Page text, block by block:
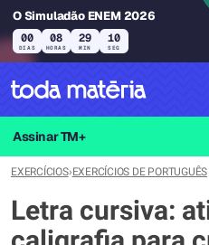
O Simuladão ENEM 2026
00
DIAS
08
HORAS
29
MIN
08
SEG
Assinar TM+
EXERCÍCIOS›EXERCÍCIOS DE PORTUGUÊS
Letra cursiva: